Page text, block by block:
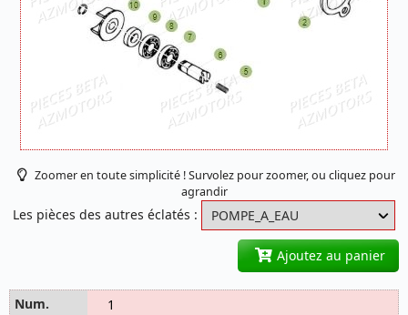
Zoomer en toute simplicité ! Survolez pour zoomer, ou cliquez pour
agrandir
Les pièces des autres éclatés :
Ajoutez au panier
1